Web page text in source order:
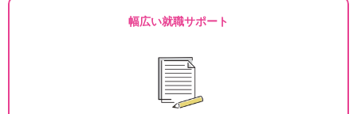
幅広い就職サポート